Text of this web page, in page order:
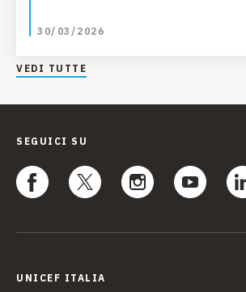
30/03/2026
VEDI TUTTE
SEGUICI SU
UNICEF ITALIA